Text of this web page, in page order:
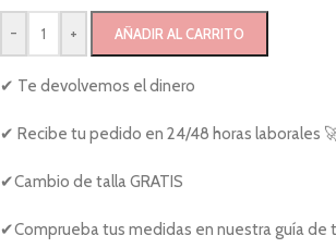
- + AÑADIR AL CARRITO
✔ Te devolvemos el dinero
✔ Recibe tu pedido en 24/48 horas laborales
✔Cambio de talla GRATIS
✔Comprueba tus medidas en nuestra guía de